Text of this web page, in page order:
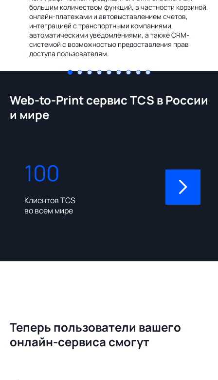
большим количеством функций, в частности корзиной,
онлайн-платежами и автовыставлением счетов,
интеграцией с транспортными компаниями,
автоматическими уведомлениями, а также CRM-
системой с возможностью предоставления прав
доступа пользователям.
Web-to-Print сервис TCS в России
и мире
100
Клиентов TCS
во всем мире
310
Теперь пользователи вашего
онлайн-сервиса смогут